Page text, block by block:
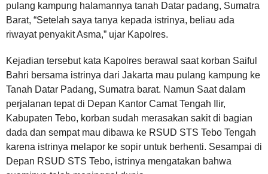
pulang kampung halamannya tanah Datar padang, Sumatra
Barat, “Setelah saya tanya kepada istrinya, beliau ada
riwayat penyakit Asma,” ujar Kapolres.
Kejadian tersebut kata Kapolres berawal saat korban Saiful
Bahri bersama istrinya dari Jakarta mau pulang kampung ke
Tanah Datar Padang, Sumatra barat. Namun Saat dalam
perjalanan tepat di Depan Kantor Camat Tengah Ilir,
Kabupaten Tebo, korban sudah merasakan sakit di bagian
dada dan sempat mau dibawa ke RSUD STS Tebo Tengah
karena istrinya melapor ke sopir untuk berhenti. Sesampai di
Depan RSUD STS Tebo, istrinya mengatakan bahwa